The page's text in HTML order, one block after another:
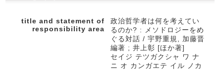
title and statement of
responsibility area
政治哲学者は何を考えてい
るのか? : メソドロジーをめ
ぐる対話 / 宇野重規, 加藤晋
編著 ; 井上彰 [ほか著]
セイジ テツガクシャ ワ ナ
ニ オ カンガエテ イル ノカ